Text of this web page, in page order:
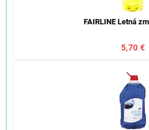
FAIRLINE Letná
5,70 €